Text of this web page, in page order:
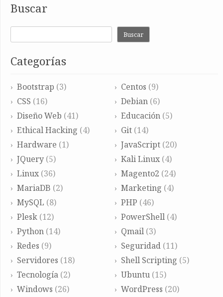
Buscar
Buscar
Categorías
Bootstrap (3) Centos (9)
CSS (16) Debian(6)
Diseño Web (41) Educación(5)
Ethical Hacking (4) Git(14)
Hardware (1) JavaScript(20)
JQuery (5) Kali Linux(4)
Linux (36) Magento2 (24)
MariaDB (2) Marketing (4)
MySQL (8) PHP (46)
Plesk (12) PowerShell(4)
Python (14) Qmail(3)
Redes (9) Seguridad(11)
Servidores (18) Shell Scripting (5)
Tecnología (2) Ubuntu(15)
Windows (26) WordPress (20)